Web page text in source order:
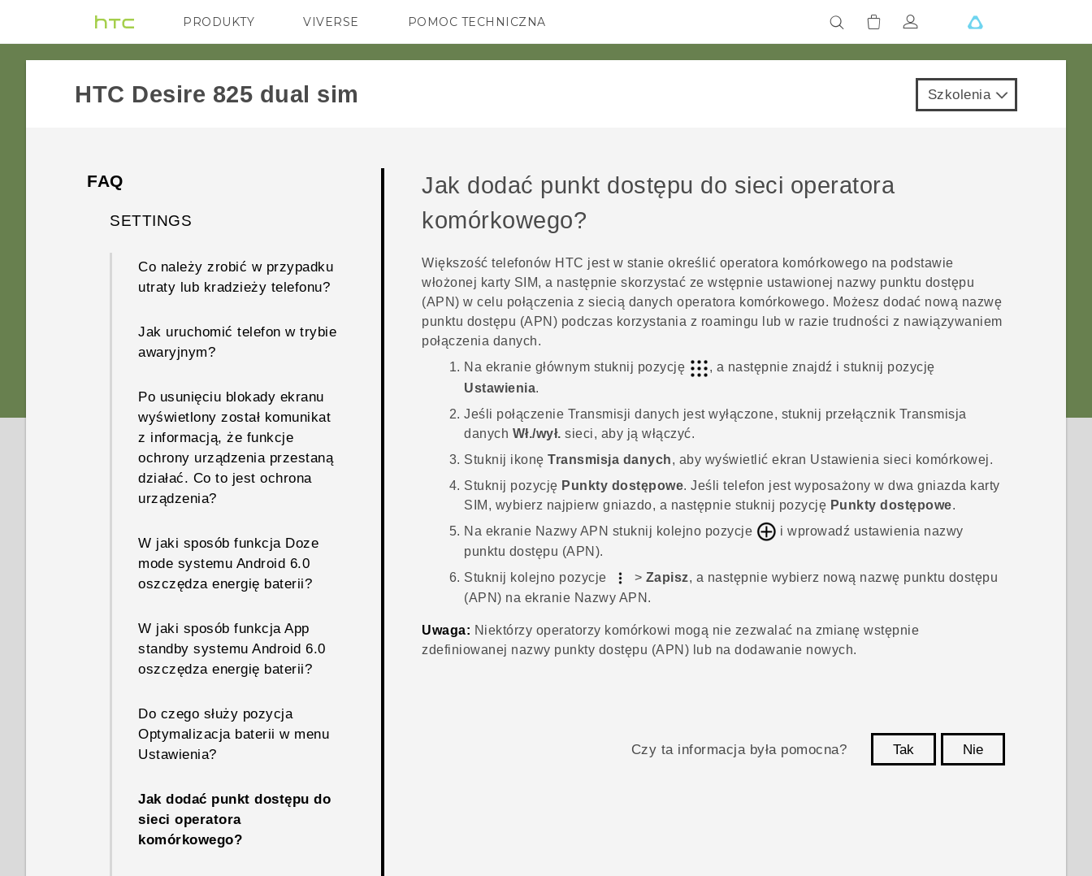
PRODUKTY
VIVE G REIGNS SMARTFONY AKCESORIA
VIVERSE POMOC TECHNICZNA
Urządzenia i akcesoria HTC
HTC Desire 825 dual sim‎ Szkolenia
FAQ
SETTINGS
Co należy zrobić w przypadku
utraty lub kradzieży telefonu?
Jak uruchomić telefon w trybie
awaryjnym?
Po usunięciu blokady ekranu
wyświetlony został komunikat
z informacją, że funkcje
ochrony urządzenia przestaną
działać. Co to jest ochrona
urządzenia?
W jaki sposób funkcja Doze
mode systemu Android 6.0
oszczędza energię baterii?
W jaki sposób funkcja App
standby systemu Android 6.0
oszczędza energię baterii?
Do czego służy pozycja
Optymalizacja baterii w menu
Ustawienia?
Jak dodać punkt dostępu do
sieci operatora
komórkowego?
Jak dodać punkt dostępu do sieci operatora
komórkowego?
Większość telefonów HTC jest w stanie określić operatora komórkowego na podstawie
włożonej karty SIM, a następnie skorzystać ze wstępnie ustawionej nazwy punktu dostępu
(APN) w celu połączenia z siecią danych operatora komórkowego. Możesz dodać nową nazwę
punktu dostępu (APN) podczas korzystania z roamingu lub w razie trudności z nawiązywaniem
połączenia danych.
Na ekranie głównym stuknij pozycję
, a następnie znajdź i stuknij pozycję
Ustawienia.
Jeśli połączenie Transmisji danych jest wyłączone, stuknij przełącznik Transmisja
danych Wł./wył. sieci, aby ją włączyć.
Stuknij ikonęTransmisja danych, aby wyświetlić ekran Ustawienia sieci komórkowej.
Stuknij pozycję Punkty dostępowe.Jeśli telefon jest wyposażony w dwa gniazda karty
SIM, wybierz najpierw gniazdo, a następnie stuknij pozycję Punkty dostępowe.
Na ekranie Nazwy APN stuknij kolejno pozycje
i wprowadź ustawienia nazwy
punktu dostępu (APN).
Stuknij kolejno pozycje
> Zapisz, a następnie wybierz nową nazwę punktu dostępu
(APN) na ekranie Nazwy APN .
Uwaga: Niektórzy operatorzy komórkowi mogą nie zezwalać na zmianę wstępnie
zdefiniowanej nazwy punkty dostępu (APN) lub na dodawanie nowych.
Czy ta informacja była pomocna? Tak
Nie